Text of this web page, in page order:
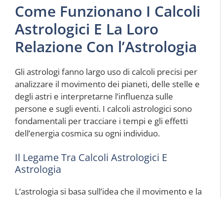
Come Funzionano I Calcoli
Astrologici E La Loro
Relazione Con l’Astrologia
Gli astrologi fanno largo uso di calcoli precisi per
analizzare il movimento dei pianeti, delle stelle e
degli astri e interpretarne l’influenza sulle
persone e sugli eventi. I calcoli astrologici sono
fondamentali per tracciare i tempi e gli effetti
dell’energia cosmica su ogni individuo.
Il Legame Tra Calcoli Astrologici E
Astrologia
L’astrologia si basa sull’idea che il movimento e la